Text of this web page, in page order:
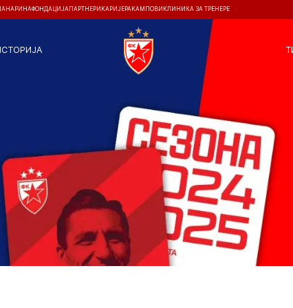
ФОНДАЦИЈА ПАРТНЕРИ КАРИЈЕРА КАМПОВИ КЛИНИКА ЗА ТРЕНЕРЕ